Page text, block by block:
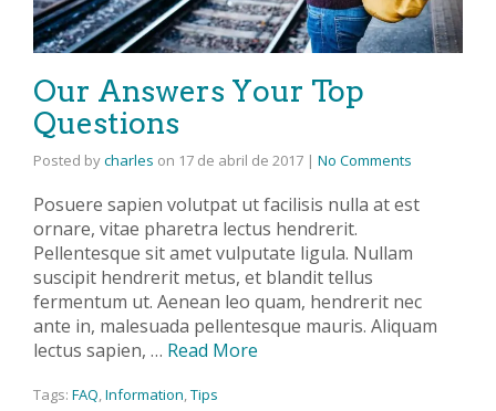
Our Answers Your Top
Questions
Posted bycharles on 17 de abril de 2017 | No Comments
Posuere sapien volutpat ut facilisis nulla at est
ornare, vitae pharetra lectus hendrerit.
Pellentesque sit amet vulputate ligula. Nullam
suscipit hendrerit metus, et blandit tellus
fermentum ut. Aenean leo quam, hendrerit nec
ante in, malesuada pellentesque mauris. Aliquam
lectus sapien, … Read More
Tags: FAQ,Information,Tips